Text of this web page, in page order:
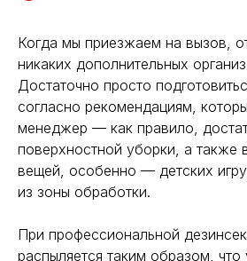
Когда мы приезжаем на вызов,
никаких дополнительных
Достаточно просто
согласно рекомендациям,
менеджер — как правило,
поверхностной уборки, а также
вещей, особенно — детских
из зоны обработки.
При профессиональной
распыляется таким образом, что